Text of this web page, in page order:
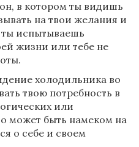
в котором ты видишь
на твои желания и
испытываешь
жизни или тебе не
холодильника во
твою потребность в
или
может быть намеком на
о себе и своем